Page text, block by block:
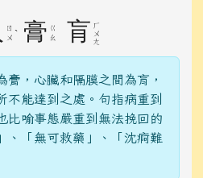
ㄖ
ㄨ ˋ 膏 ㄍ
ㄠ
肓 ㄏ
ㄨ
ㄤ
膏，心臟和隔膜之間為肓，
不能達到之處。句指病重到
比喻事態嚴重到無法挽回的
、「無可救藥」、「沈痾難